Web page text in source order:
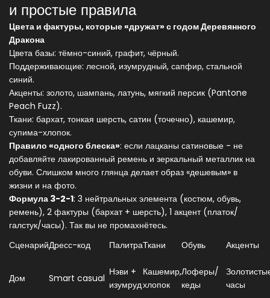
и простые правила
Цвета и фактуры, которые «дружат» с годом Деревянного
Дракона
Цвета базы: тёмно-синий, графит, чёрный.
Поддерживающие: лесной, изумрудный, сапфир, стальной
синий.
Акценты: золото, шампань, латунь, мягкий персик (Pantone
Peach Fuzz).
Ткани: бархат, тонкая шерсть, сатин (точечно), кашемир,
супима-хлопок.
Правило «одного блеска»: если лацканы сатиновые - не
добавляйте лакированный ремень и зеркальный металлик на
обуви. Слишком много глянца делает образ «дешевым» в
жизни и на фото.
Формула 3-2-1: 3 нейтральных элемента (костюм, обувь,
ремень), 2 фактуры (бархат + шерсть), 1 акцент (платок/
галстук/часы). Так вы не промахнётесь.
СценарийДресс-код ПалитраТкани Обувь Акценты
Дом Smart casual
Нэви +
изумруд
Кашемир,
хлопок
Лоферы/
кеды
часы